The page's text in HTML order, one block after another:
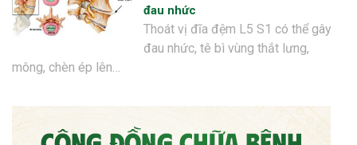
đau nhức
Thoát vị đĩa đệm L5 S1 có thể gây
đau nhức, tê bì vùng thắt lưng,
mông, chèn ép lên…